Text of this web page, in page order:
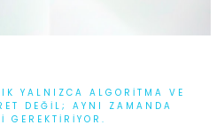
YALNIZCA ALGORITMA VE
DEĞIL; AYNI ZAMANDA
GEREKTIRIYOR.